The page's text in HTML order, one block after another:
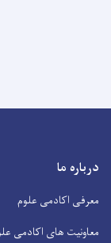
درباره ما
معرفی اکادمی علوم
معاونیت های اکادمی